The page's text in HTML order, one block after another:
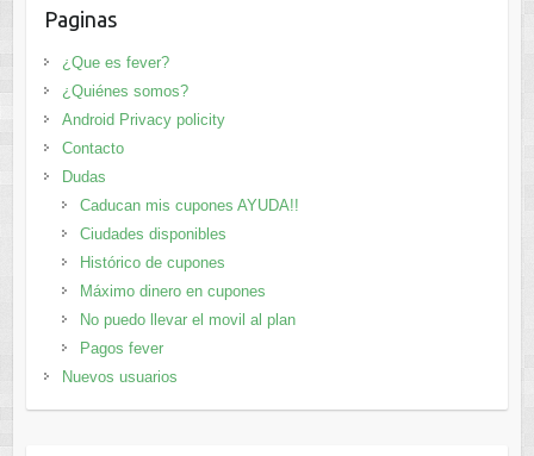
Paginas
¿Que es fever?
¿Quiénes somos?
Android Privacy policity
Contacto
Dudas
Caducan mis cupones AYUDA!!
Ciudades disponibles
Histórico de cupones
Máximo dinero en cupones
No puedo llevar el movil al plan
Pagos fever
Nuevos usuarios